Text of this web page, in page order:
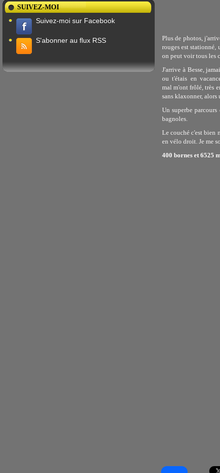
SUIVEZ-MOI
Suivez-moi sur Facebook
S'abonner au flux RSS
Plus de photos,
rouges est stationné,
on peut voir tous les
J'arrive à Besse,
ou t'étais en
mal m'ont frôlé, très
sans klaxonner,
Un superbe
bagnoles.
Le couché c'est bien
en vélo droit. Je me
400 bornes et 6525